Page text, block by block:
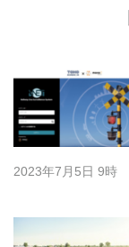
2023年7月5日 9時